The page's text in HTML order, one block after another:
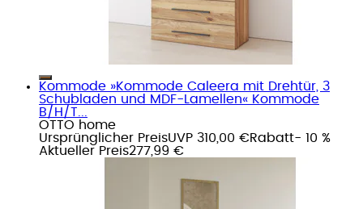
Kommode »Kommode Caleera mit Drehtür, 3
Schubladen und MDF-Lamellen« Kommode
B/H/T...
OTTO home
Ursprünglicher PreisUVP 310,00 €Rabatt- 10 %
Aktueller Preis277,99 €